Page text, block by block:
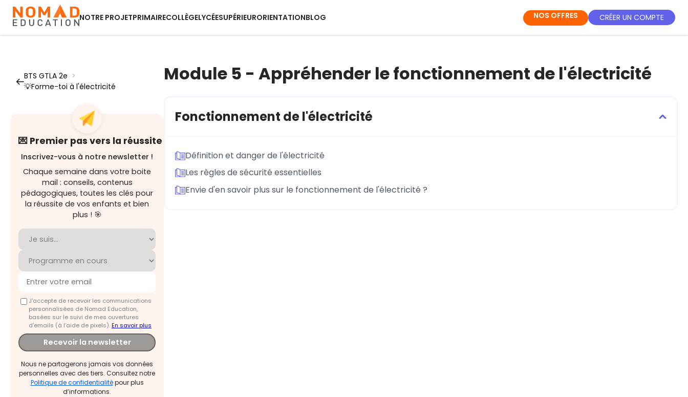
NOTRE PROJETPRIMAIRECOLLÈGELYCÉESUPÉRIEURORIENTATIONBLOG NOS OFFRES CRÉER UN COMPTE
BTS GTLA 2e >
💡Forme-toi à l'électricité
💌 Premier pas vers la réussite
Inscrivez-vous à notre newsletter !
Chaque semaine dans votre boite
mail : conseils, contenus
pédagogiques, toutes les clés pour
la réussite de vos enfants et bien
plus ! 🎯
J'accepte de recevoir les communications
personnalisées de Nomad Education,
basées sur le suivi de mes ouvertures
d'emails (à l’aide de pixels).En savoir plus
Recevoir la newsletter
Nous ne partagerons jamais vos données
personnelles avec des tiers. Consultez notre
Politique de confidentialitépour plus
d’informations.
Module 5 - Appréhender le fonctionnement de l'électricité
Fonctionnement de l'électricité
Définition et danger de l'électricité
Les règles de sécurité essentielles
Envie d'en savoir plus sur le fonctionnement de l'électricité ?